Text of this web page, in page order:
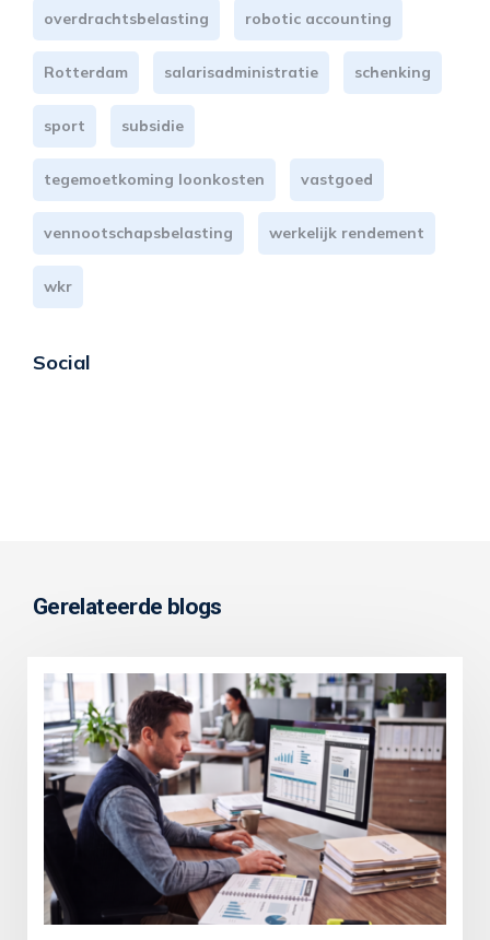
overdrachtsbelasting robotic accounting
Rotterdam salarisadministratie schenking
sport subsidie
tegemoetkoming loonkosten vastgoed
vennootschapsbelasting werkelijk rendement
wkr
Social
Gerelateerde blogs